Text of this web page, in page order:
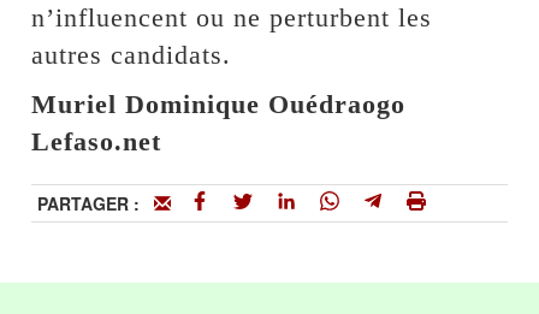
n’influencent ou ne perturbent les
autres candidats.
Muriel Dominique Ouédraogo
Lefaso.net
PARTAGER :